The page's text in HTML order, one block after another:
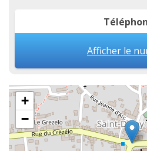
Afficher le
+
−